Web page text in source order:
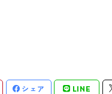
シェア LINE